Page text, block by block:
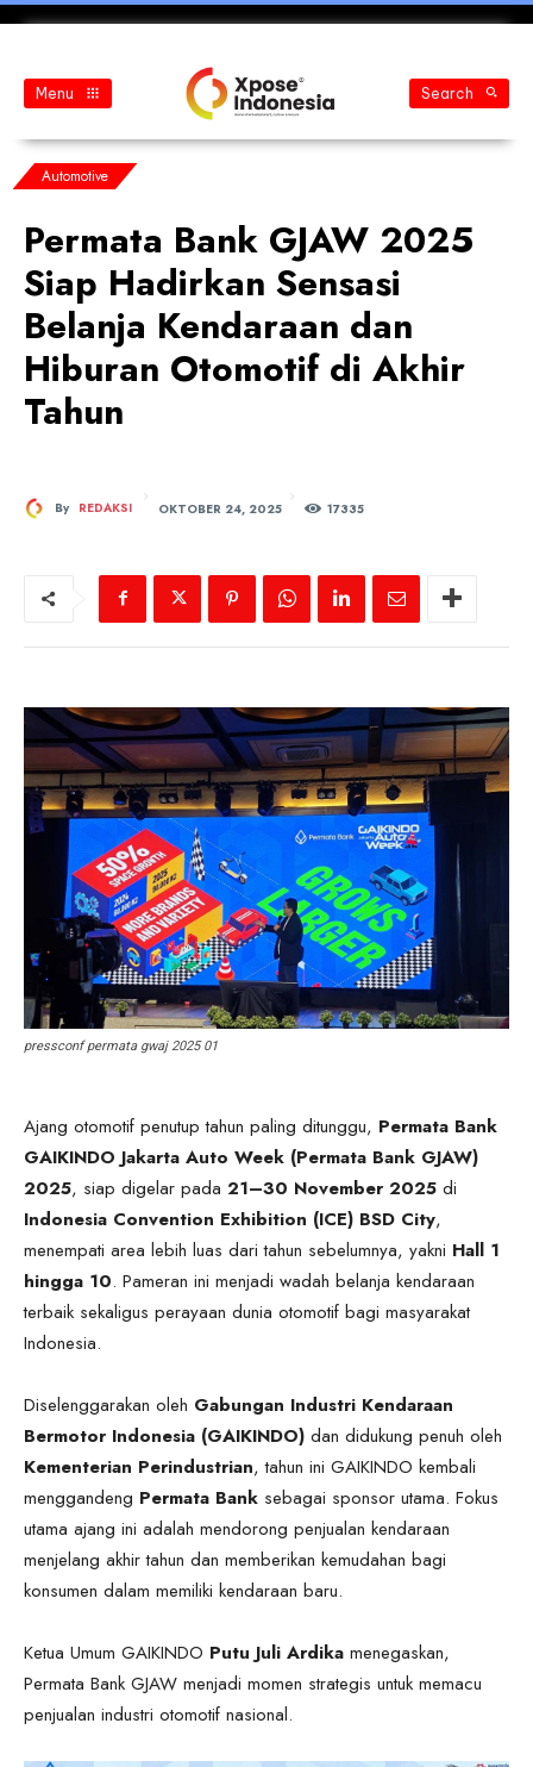
Menu Search
Automotive
Permata Bank GJAW 2025
Siap Hadirkan Sensasi
Belanja Kendaraan dan
Hiburan Otomotif di Akhir
Tahun
By REDAKSI OKTOBER 24, 2025 17335
pressconf permata gwaj 2025 01
Ajang otomotif penutup tahun paling ditunggu, Permata Bank
GAIKINDO Jakarta Auto Week (Permata Bank GJAW)
2025, siap digelar pada 21–30 November 2025 di
Indonesia Convention Exhibition (ICE) BSD City,
menempati area lebih luas dari tahun sebelumnya, yakni Hall 1
hingga 10. Pameran ini menjadi wadah belanja kendaraan
terbaik sekaligus perayaan dunia otomotif bagi masyarakat
Indonesia.
Diselenggarakan oleh Gabungan Industri Kendaraan
Bermotor Indonesia (GAIKINDO) dan didukung penuh oleh
Kementerian Perindustrian, tahun ini GAIKINDO kembali
menggandeng Permata Bank sebagai sponsor utama. Fokus
utama ajang ini adalah mendorong penjualan kendaraan
menjelang akhir tahun dan memberikan kemudahan bagi
konsumen dalam memiliki kendaraan baru.
Ketua Umum GAIKINDO Putu Juli Ardika menegaskan,
Permata Bank GJAW menjadi momen strategis untuk memacu
penjualan industri otomotif nasional.